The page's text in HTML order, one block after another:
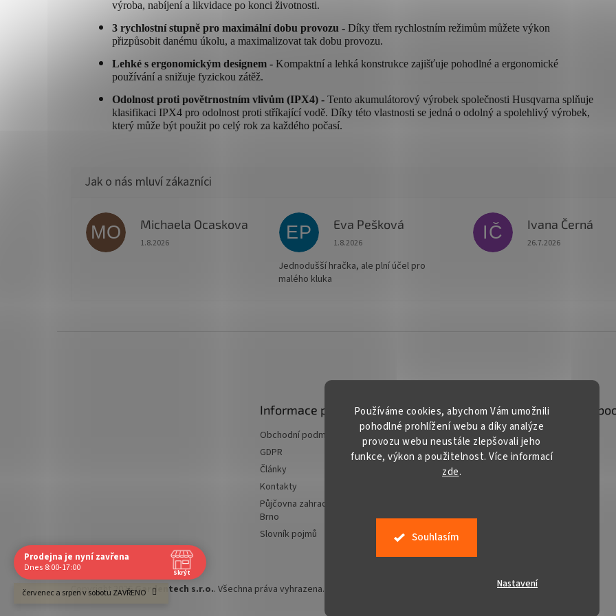
Používáme cookies, abychom Vám umožnili
pohodlné prohlížení webu a díky analýze
provozu webu neustále zlepšovali jeho
funkce, výkon a použitelnost. Více informací
zde.
Souhlasím
Nastavení
červenec a srpen v sobotu ZAVŘENO
výroba, nabíjení a likvidace po konci životnosti.
3 rychlostní stupně pro maximální dobu provozu - Díky třem rychlostním režimům můžete výkon
přizpůsobit danému úkolu, a maximalizovat tak dobu provozu.
Lehké s ergonomickým designem - Kompaktní a lehká konstrukce zajišťuje pohodlné a ergonomické
používání a snižuje fyzickou zátěž.
Odolnost proti povětrnostním vlivům (IPX4) - Tento akumulátorový výrobek společnosti Husqvarna splňuje
klasifikaci IPX4 pro odolnost proti stříkající vodě. Díky této vlastnosti se jedná o odolný a spolehlivý výrobek,
který může být použit po celý rok za každého počasí.
MO Michaela Ocaskova
Hodnocení obchodu je 5 z 5 hvězdiček.
1.8.2026
EP Eva Pešková
Hodnocení obchodu je 5 z 5 hvězdiček.
1.8.2026
Jednodušší hračka, ale plní účel pro
malého kluka
IČ Ivana Černá
Hodnocení obchodu
26.7.2026
Informace pro vás
Obchodní podmínky
GDPR
Články
Kontakty
Půjčovna zahradní techniky
Brno
Slovník pojmů
Kontakt
prodej@ gardentech.cz
+420 548 531 294
+420 777 228 328
Copyright 2026Gardentech s.r.o.. Všechna práva vyhrazena.
Prodejna je nyní zavřena
Dnes 8:00-17:00 Skrýt
Navštivte nás osobně
Čas
Po
8:00 - 17:00